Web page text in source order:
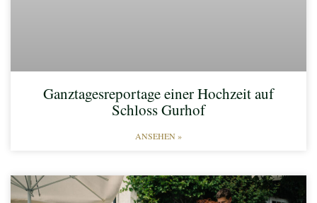
Ganztagesreportage einer Hochzeit auf
Schloss Gurhof
ANSEHEN »